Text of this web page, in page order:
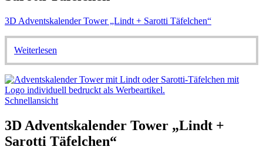
3D Adventskalender Tower „Lindt + Sarotti Täfelchen“
Weiterlesen
Schnellansicht
3D Adventskalender Tower „Lindt +
Sarotti Täfelchen“